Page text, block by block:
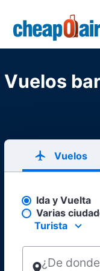
Skip to main content
Vuelos
Vuelos
Pick your
Ida y Vuelta
Varias
Select your
Turista
¿De